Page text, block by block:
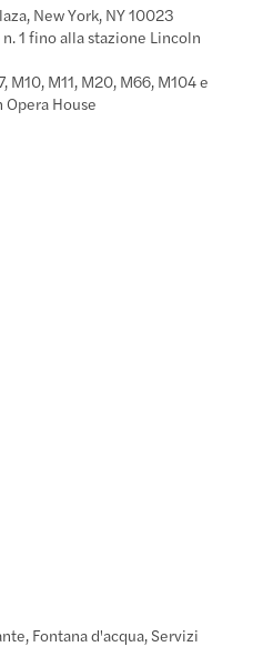
New York, NY 10023
1 fino alla stazione Lincoln
M10, M11, M20, M66, M104 e
House
Fontana d'acqua, Servizi